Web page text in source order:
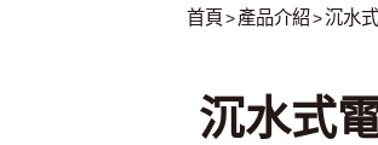
首頁 產品介紹 沉水
沉水式